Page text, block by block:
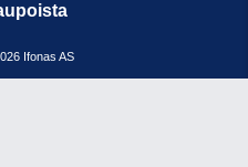
Ifonas AS